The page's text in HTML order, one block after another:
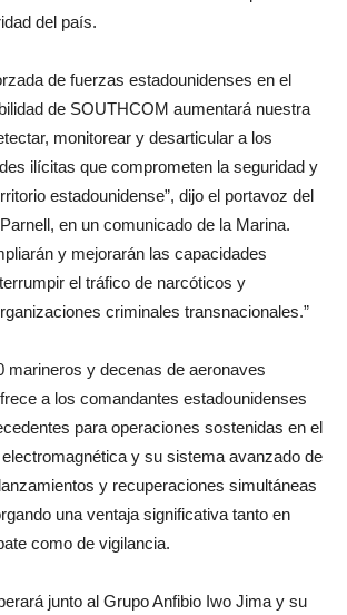
del país.
de fuerzas estadounidenses en el
de SOUTHCOM aumentará nuestra
monitorear y desarticular a los
ilícitas que comprometen la seguridad y
estadounidense”, dijo el portavoz del
en un comunicado de la Marina.
y mejorarán las capacidades
el tráfico de narcóticos y
criminales transnacionales.”
marineros y decenas de aeronaves
a los comandantes estadounidenses
para operaciones sostenidas en el
y su sistema avanzado de
y recuperaciones simultáneas
una ventaja significativa tanto en
como de vigilancia.
junto al Grupo Anfibio Iwo Jima y su